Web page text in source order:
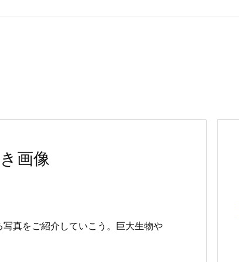
画像
真をご紹介していこう。巨大生物や